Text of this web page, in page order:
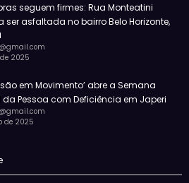
seguem firmes: Rua Monteatini
ser asfaltada no bairro Belo Horizonte,
2025
em Movimento’ abre a Semana
Pessoa com Deficiência em Japeri
de 2025